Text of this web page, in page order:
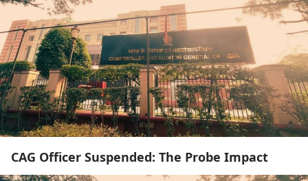
CAG Officer Suspended: The Probe Impact